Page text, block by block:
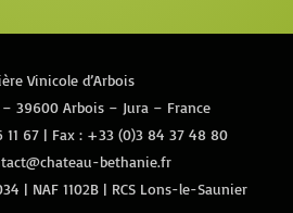
Vinicole d’Arbois
– 39600 Arbois – Jura – France
67| Fax : +33 (0)3 84 37 48 80
bethanie.fr
| NAF 1102B | RCS Lons-le-Saunier